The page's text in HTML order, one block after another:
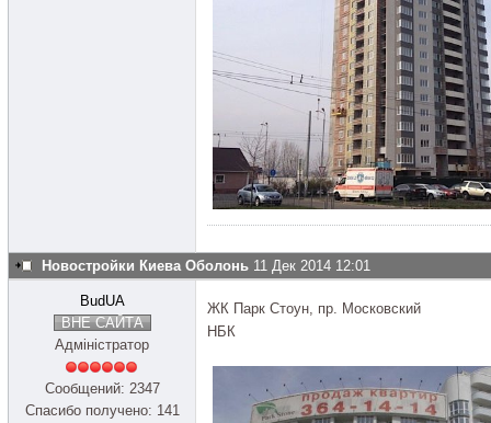
Новостройки Киева Оболонь 11 Дек 2014 12:01
BudUA
ВНЕ САЙТА
Адміністратор
Сообщений: 2347
Спасибо получено: 141
ЖК Парк Стоун, пр. Московский
НБК